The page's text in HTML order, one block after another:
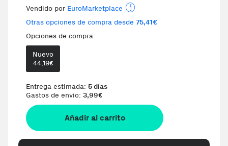
Vendido por EuroMarketplace
Otras opciones de compra desde 75,41€
Opciones de compra:
Nuevo
44,19€
Entrega estimada: 5 días
Gastos de envio: 3,99€
Añadir al carrito